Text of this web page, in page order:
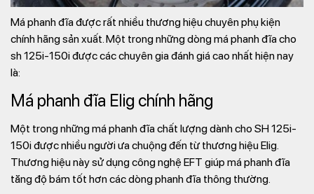
Má phanh đĩa được rất nhiều thương hiệu chuyên phụ kiện
chính hãng sản xuất. Một trong những dòng má phanh đĩa cho
sh 125i-150i được các chuyên gia đánh giá cao nhất hiện nay
là:
Má phanh đĩa Elig chính hãng
Một trong những má phanh đĩa chất lượng dành cho SH 125i-
150i được nhiều người ưa chuộng đến từ thương hiệu Elig.
Thương hiệu này sử dụng công nghệ EFT giúp má phanh đĩa
tăng độ bám tốt hơn các dòng phanh đĩa thông thường.